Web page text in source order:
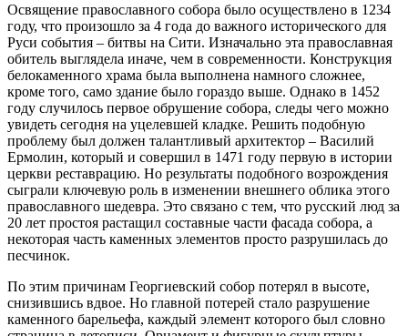
Освящение православного собора было осуществлено в 1234
году, что произошло за 4 года до важного исторического для
Руси события – битвы на Сити. Изначально эта православная
обитель выглядела иначе, чем в современности. Конструкция
белокаменного храма была выполнена намного сложнее,
кроме того, само здание было гораздо выше. Однако в 1452
году случилось первое обрушение собора, следы чего можно
увидеть сегодня на уцелевшей кладке. Решить подобную
проблему был должен талантливый архитектор – Василий
Ермолин, который и совершил в 1471 году первую в истории
церкви реставрацию. Но результаты подобного возрождения
сыграли ключевую роль в изменении внешнего облика этого
православного шедевра. Это связано с тем, что русский люд за
20 лет простоя растащил составные части фасада собора, а
некоторая часть каменных элементов просто разрушилась до
песчинок.
По этим причинам Георгиевский собор потерял в высоте,
снизившись вдвое. Но главной потерей стало разрушение
каменного барельефа, каждый элемент которого был словно